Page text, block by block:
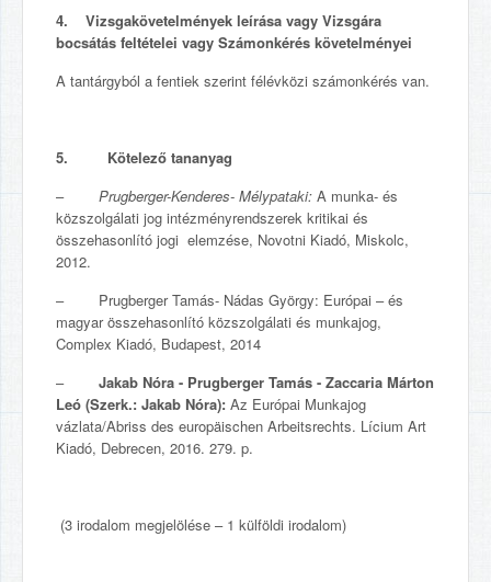
4. Vizsgakövetelmények leírása vagy Vizsgára
bocsátás feltételei vagy Számonkérés követelményei
A tantárgyból a fentiek szerint félévközi számonkérés van.
5. Kötelező tananyag
– Prugberger-Kenderes- Mélypataki: A munka- és
közszolgálati jog intézményrendszerek kritikai és
összehasonlító jogi elemzése, Novotni Kiadó, Miskolc,
2012.
– Prugberger Tamás- Nádas György: Európai – és
magyar összehasonlító közszolgálati és munkajog,
Complex Kiadó, Budapest, 2014
– Jakab Nóra - Prugberger Tamás - Zaccaria Márton
Leó (Szerk.: Jakab Nóra): Az Európai Munkajog
vázlata/Abriss des europäischen Arbeitsrechts. Lícium Art
Kiadó, Debrecen, 2016. 279. p.
(3 irodalom megjelölése – 1 külföldi irodalom)